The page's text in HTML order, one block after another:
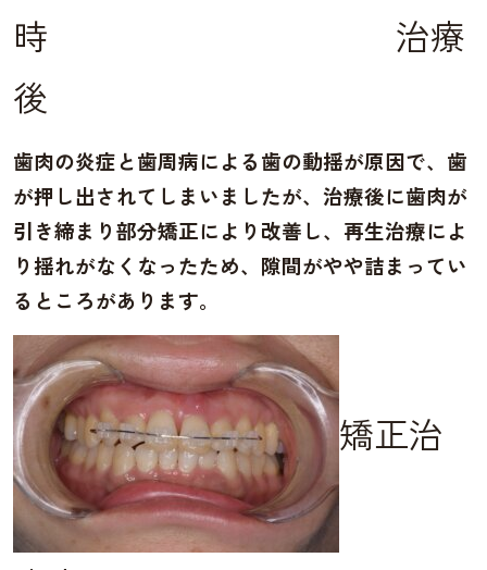
時 治療
後
歯肉の炎症と歯周病による歯の動揺が原因で、歯
が押し出されてしまいましたが、治療後に歯肉が
引き締まり部分矯正により改善し、再生治療によ
り揺れがなくなったため、隙間がやや詰まってい
るところがあります。
矯正治